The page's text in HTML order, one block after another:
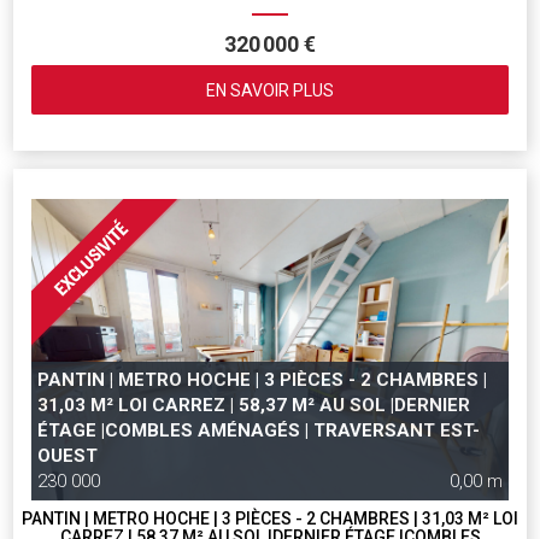
320 000 €
EN SAVOIR PLUS
PANTIN | METRO HOCHE | 3 PIÈCES - 2 CHAMBRES |
31,03 M² LOI CARREZ | 58,37 M² AU SOL |DERNIER
ÉTAGE |COMBLES AMÉNAGÉS | TRAVERSANT EST-
OUEST
230 000
0,00 m
PANTIN | METRO HOCHE | 3 PIÈCES - 2 CHAMBRES | 31,03 M² LOI